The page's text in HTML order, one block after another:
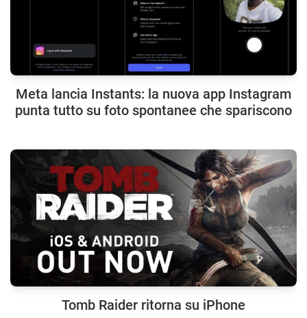
Meta lancia Instants: la nuova app Instagram
punta tutto su foto spontanee che spariscono
Tomb Raider ritorna su iPhone